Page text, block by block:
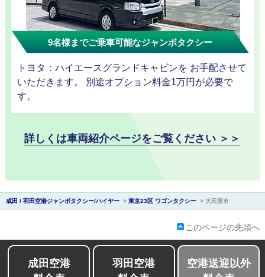
会社紹介
9名様までご乗車可能なジャンボタクシー
トヨタ：ハイエースグランドキャビンを お手配させて
いただきます。 別途オプション料金1万円が必要で
す。
詳しくは車両紹介ページをご覧ください ＞＞
成田 / 羽田空港ジャンボタクシー/ハイヤー > 東京23区 ワゴンタクシー > 大田原市
このページの先頭へ
成田空港
羽田空港
空港送迎以外